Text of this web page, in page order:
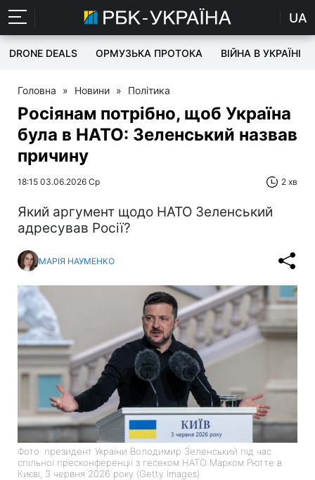
UA
DRONE DEALS ОРМУЗЬКА ПРОТОКА ВІЙНА В УКРАЇНІ
Головна » Новини » Політика
Росіянам потрібно, щоб Україна
була в НАТО: Зеленський назвав
причину
18:15 03.06.2026 Ср 2 хв
Який аргумент щодо НАТО Зеленський
адресував Росії?
МАРІЯ НАУМЕНКО
Фото: президент України Володимир Зеленський під час
спільної пресконференції з гесеком НАТО Марком Рютте в
Києві, 3 червня 2026 року (Getty Images)